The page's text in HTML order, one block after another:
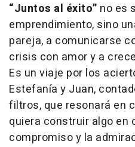
“Juntos al éxito” no es
emprendimiento, sino
pareja, a comunicarse
crisis con amor y a
Es un viaje por los
Estefanía y Juan,
filtros, que resonará en
quiera construir algo en
compromiso y la